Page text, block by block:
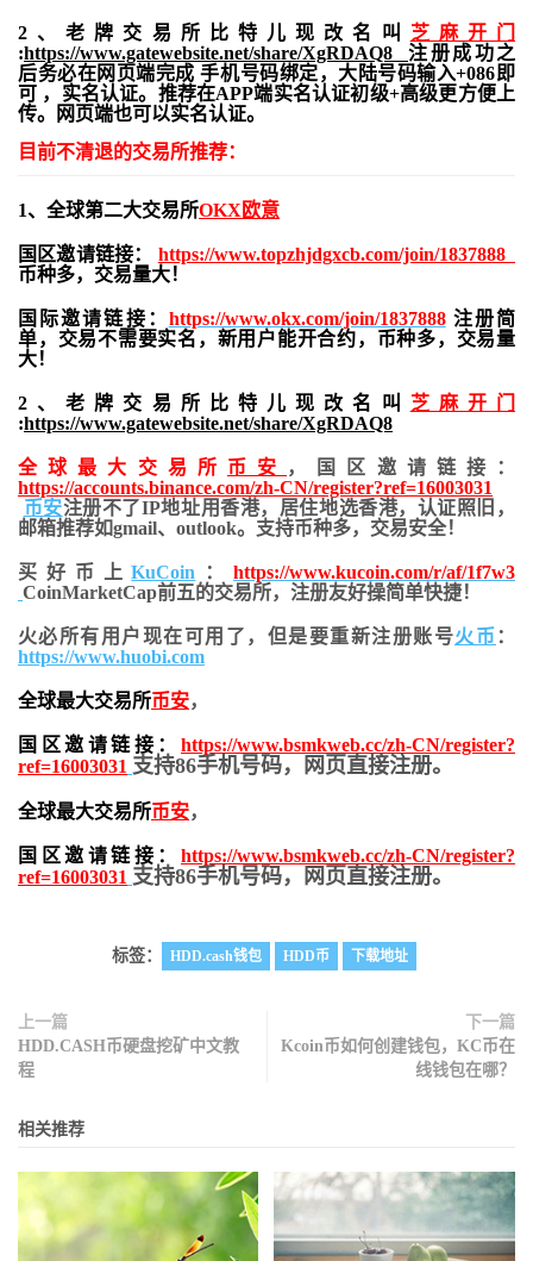
2、老牌交易所比特儿现改名叫 芝麻开门
:https://www.gatewebsite.net/share/XgRDAQ8 注册成功之
后务必在网页端完成 手机号码绑定，大陆号码输入+086即
可 ，实名认证。推荐在APP端实名认证初级+高级更方便上
传。网页端也可以实名认证。
目前不清退的交易所推荐：
1、全球第二大交易所OKX欧意
国区邀请链接： https://www.topzhjdgxcb.com/join/1837888
币种多，交易量大！
国际邀请链接： https://www.okx.com/join/1837888注册简
单，交易不需要实名，新用户能开合约， 币种多，交易量
大！
2、老牌交易所比特儿现改名叫 芝麻开门
:https://www.gatewebsite.net/share/XgRDAQ8
全球最大交易所 币安
，国区邀请链接：
https://accounts.binance.com/zh-CN/register?ref=16003031
币安注册不了IP地址用香港，居住地选香港，认证照旧，
邮箱推荐如gmail、outlook。支持币种多，交易安全！
买好币上KuCoin ：https://www.kucoin.com/r/af/1f7w3
CoinMarketCap前五的交易所，注册友好操简单快捷！
火必所有用户现在可用了，但是要重新注册账号火币 ：
https://www.huobi.com
全球最大交易所币安，
国区邀请链接： https://www.bsmkweb.cc/zh-CN/register?
ref=16003031 支持86手机号码，网页直接注册。
全球最大交易所币安，
国区邀请链接： https://www.bsmkweb.cc/zh-CN/register?
ref=16003031 支持86手机号码，网页直接注册。
标签： HDD.cash钱包 HDD币 下载地址
上一篇
HDD.CASH币硬盘挖矿中文教
程
下一篇
Kcoin币如何创建钱包，KC币在
线钱包在哪？
相关推荐